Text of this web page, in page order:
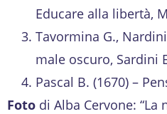
Educare alla libertà,
Tavormina G.,
male oscuro, Sardini
Pascal B. (1670) –
Foto di Alba Cervone: “La